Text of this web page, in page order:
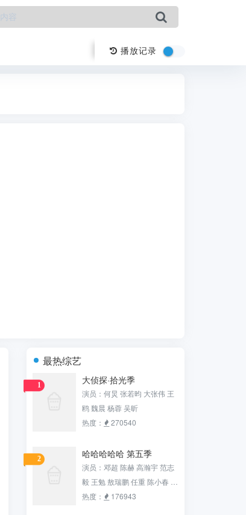
播放记录
最热综艺
1 大侦探·拾光季
演员：何炅 张若昀 大张伟 王
鸥 魏晨 杨蓉 吴昕
热度：
270540
2 哈哈哈哈哈 第五季
演员：邓超 陈赫 高瀚宇 范志
毅 王勉 敖瑞鹏 任重 陈小春 张
智霖 李乃文 江奇霖
热度： 176943